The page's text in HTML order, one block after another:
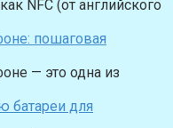
NFC (от английского
пошаговая
— это одна из
батареи для